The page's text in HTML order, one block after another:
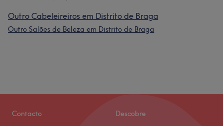
Outro Cabeleireiros em Distrito de Braga
Outro Salões de Beleza em Distrito de Braga
Contacto Descobre